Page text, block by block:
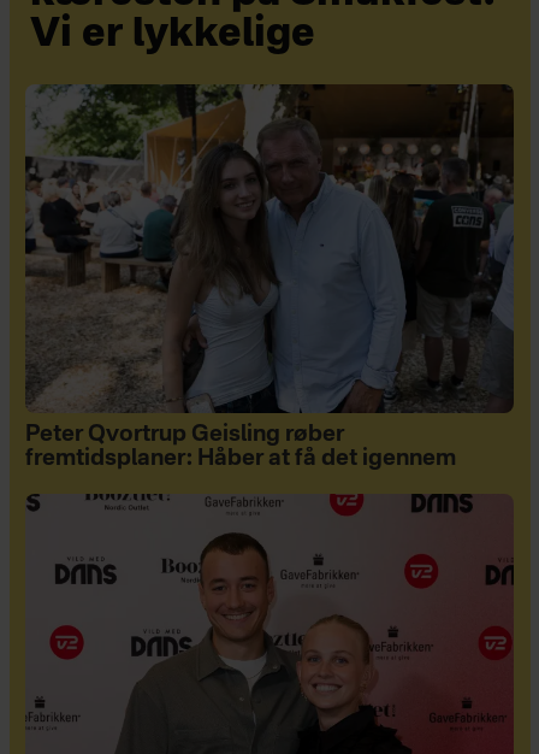
Vi er lykkelige
Peter Qvortrup Geisling røber
fremtidsplaner: Håber at få det igennem